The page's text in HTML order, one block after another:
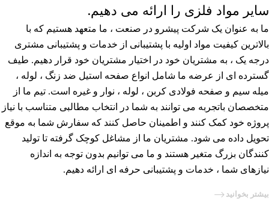
سایر مواد فلزی را ارائه می دهیم.
ما به عنوان یک شرکت پیشرو در صنعت ، ما متعهد هستیم که با
بالاترین کیفیت مواد اولیه با پشتیبانی از خدمات و پشتیبانی مشتری
درجه یک ، به مشتریان خود در اختیار مشتریان خود قرار دهیم. طیف
گسترده ای از عرضه ما شامل انواع صفحه استیل ضد زنگ ، لوله ،
میله سیم و صفحه فولادی کربن ، لوله ، نوار و غیره است. تیم ما از
متخصصان باتجربه می توانند به شما در انتخاب مطالبی متناسب با نیاز
پروژه خود کمک کنند و اطمینان حاصل کنند که سفارش شما به موقع
تحویل داده می شود. مشتریان ما از مشاغل کوچک گرفته تا تولید
کنندگان بزرگ متغیر هستند و ما می توانیم بدون توجه به اندازه
نیازهای شما ، خدمات و پشتیبانی حرفه ای ارائه دهیم.
بیشتر بخوانید